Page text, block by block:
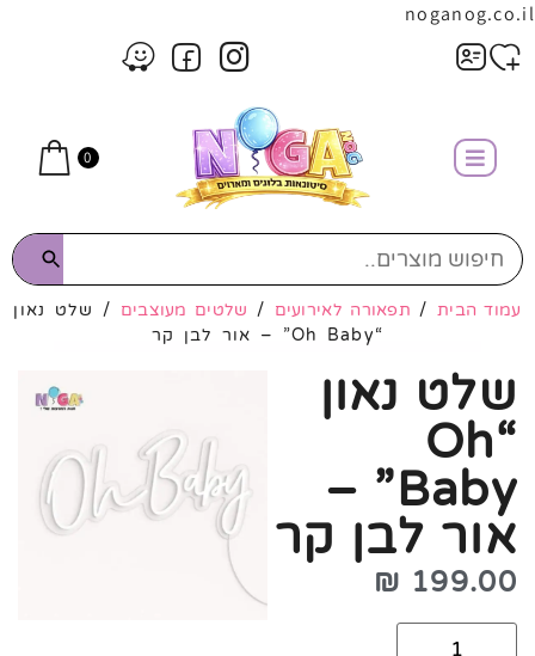
noganog.co.il
0
עמוד הבית / תפאורה לאירועים / שלטים מעוצבים / שלט נאון
“Oh Baby” – אור לבן קר
שלט נאון
“Oh
Baby” –
אור לבן קר
199.00
₪